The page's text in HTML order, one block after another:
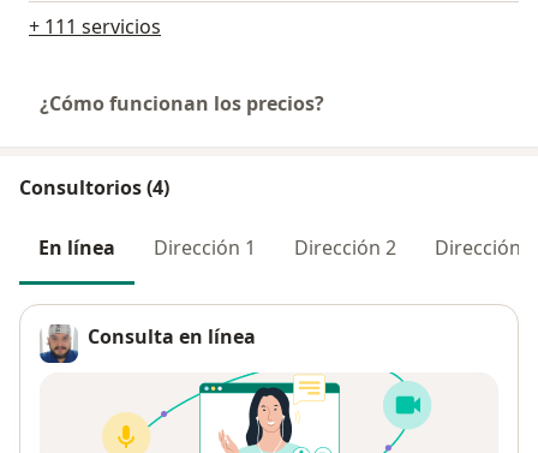
+ 111 servicios
¿Cómo funcionan los precios?
Consultorios (4)
En línea Dirección 1 Dirección 2 Dirección 3
Consulta en línea